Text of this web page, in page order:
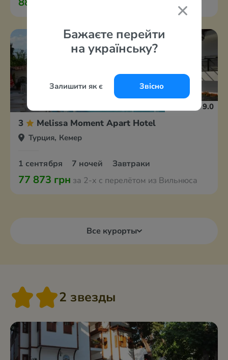
Бажаєте перейти
на українську?
Залишити як є Звісно
9.0
3 Melissa Moment Apart Hotel
Турция, Кемер
1 сентября 7 ночей Завтраки
77 873 грн за 2-х с перелётом из Вильнюса
Все курорты
2 звезды